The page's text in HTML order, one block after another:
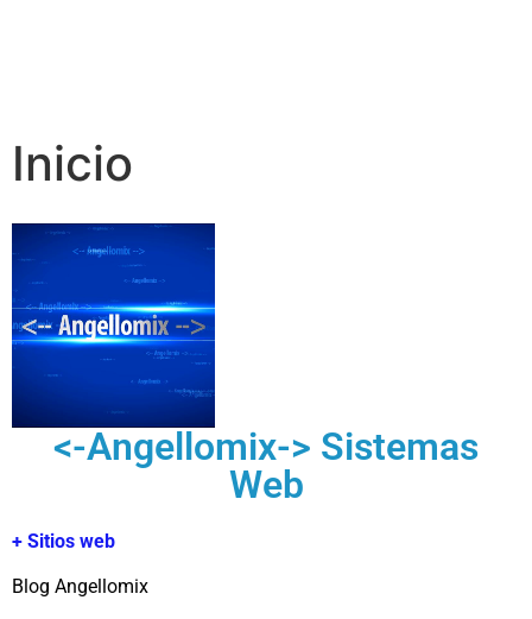
Inicio
<-Angellomix-> Sistemas
Web
+ Sitios web
Blog Angellomix